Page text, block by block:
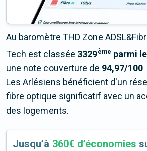
Au baromètre THD Zone
Tech est classée 3329ème parmi
une note couverture de 94,97/100
Les Arlésiens bénéficient d'un
fibre optique significatif avec un
des logements.
Jusqu’à 360€ d’économies